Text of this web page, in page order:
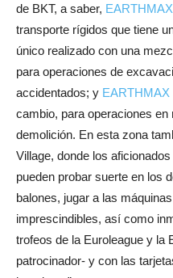
de BKT, a saber,
transporte rígidos que tiene
único realizado con una
para operaciones de
accidentados; y EARTHMAX
cambio, para operaciones
demolición. En esta zona
Village, donde los
pueden probar suerte en los
balones, jugar a las
imprescindibles, así como
trofeos de la Euroleague y la
patrocinador- y con las